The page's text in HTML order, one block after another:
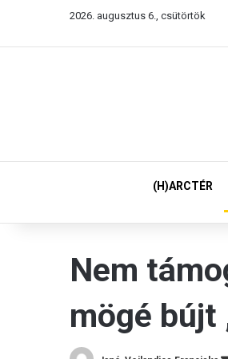
2026. augusztus 6., csütörtök
(H)ARCTÉR
Nem
mögé bújt